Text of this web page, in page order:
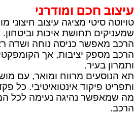
עיצוב חכם ומודרני
טויוטה סיטי מציגה עיצוב חיצוני
שמעניקים תחושת איכות
הרכב מאפשר כניסה נוחה ושדה
הרכב מספק יציבות, אך
ותמרון בעיר.
תא הנוסעים מרווח ומואר, עם
ותפריט פיקוד אינטואיטיבי. כל
מה שמאפשר נהיגה נעימה לכל
הרכב.